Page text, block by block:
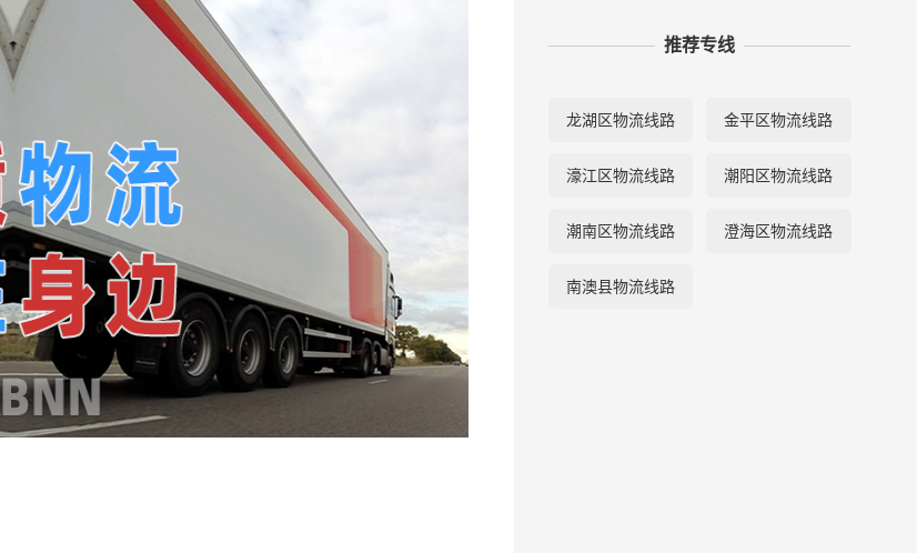
推荐专线
龙湖区物流线路 金平区物流线路
濠江区物流线路 潮阳区物流线路
潮南区物流线路 澄海区物流线路
南澳县物流线路